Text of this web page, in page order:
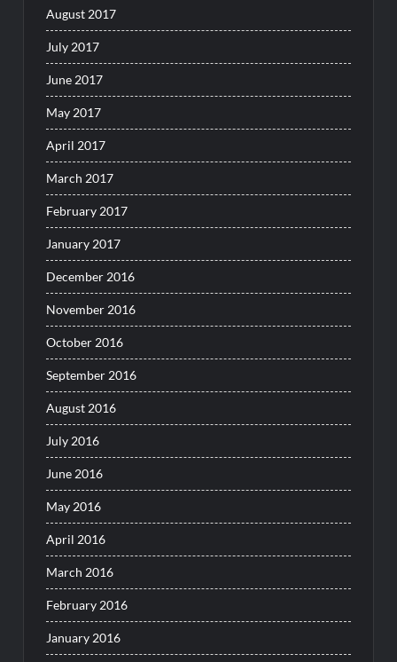
August 2017
July 2017
June 2017
May 2017
April 2017
March 2017
February 2017
January 2017
December 2016
November 2016
October 2016
September 2016
August 2016
July 2016
June 2016
May 2016
April 2016
March 2016
February 2016
January 2016